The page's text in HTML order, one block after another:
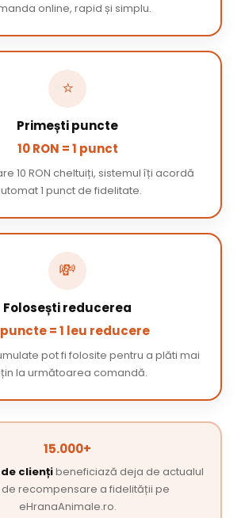
online, rapid și simplu.
⭐
Primești puncte
10 RON = 1 punct
10 RON cheltuiți, sistemul îți acordă
1 punct de fidelitate.
💸
Folosești reducerea
puncte = 1 leu reducere
pot fi folosite pentru a plăti mai
la următoarea comandă.
15.000+
de cliențibeneficiază deja de actualul
de recompensare a fidelității pe
eHranaAnimale.ro.